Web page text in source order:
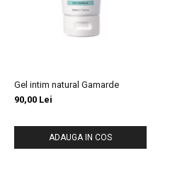
Gel intim natural Gamarde
90,00 Lei
ADAUGA IN COS